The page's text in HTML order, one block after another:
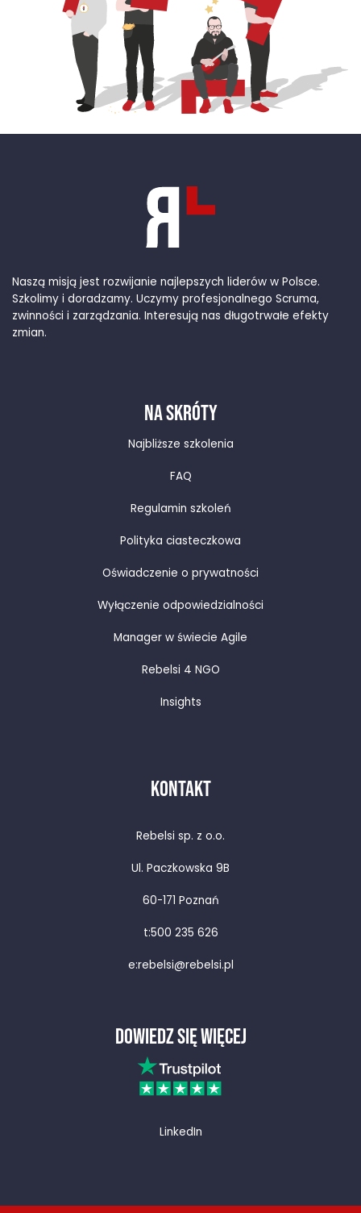
Naszą misją jest rozwijanie najlepszych liderów w Polsce.
Szkolimy i doradzamy. Uczymy profesjonalnego Scruma,
zwinności i zarządzania. Interesują nas długotrwałe efekty
zmian.
NA SKRÓTY
Najbliższe szkolenia
FAQ
Regulamin szkoleń
Polityka ciasteczkowa
Oświadczenie o prywatności
Wyłączenie odpowiedzialności
Manager w świecie Agile
Rebelsi 4 NGO
Insights
KONTAKT
Rebelsi sp. z o.o.
Ul. Paczkowska 9B
60-171 Poznań
t:500 235 626
e:rebelsi@rebelsi.pl
DOWIEDZ SIĘ WIĘCEJ
LinkedIn